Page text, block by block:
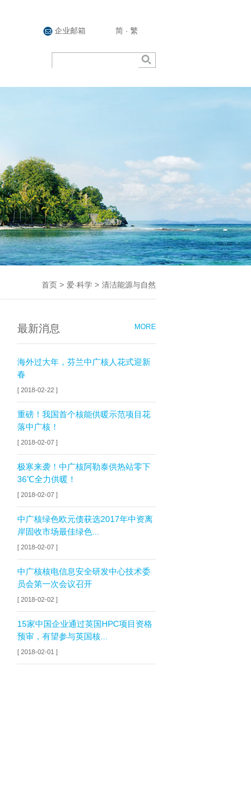
简 · 繁
企业邮箱
首页 > 爱·科学 > 清洁能源与自然
MORE
最新消息
海外过大年，芬兰中广核人花式迎新
春
[ 2018-02-22 ]
重磅！我国首个核能供暖示范项目花
落中广核！
[ 2018-02-07 ]
极寒来袭！中广核阿勒泰供热站零下
36℃全力供暖！
[ 2018-02-07 ]
中广核绿色欧元债获选2017年中资离
岸固收市场最佳绿色...
[ 2018-02-07 ]
中广核核电信息安全研发中心技术委
员会第一次会议召开
[ 2018-02-02 ]
15家中国企业通过英国HPC项目资格
预审，有望参与英国核...
[ 2018-02-01 ]